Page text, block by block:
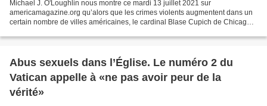
Michael J. O'Loughlin nous montre ce mardi 13 juillet 2021 sur
americamagazine.org qu’alors que les crimes violents augmentent dans un
certain nombre de villes américaines, le cardinal Blase Cupich de Chicago
Abus sexuels dans l’Église. Le numéro 2 du
Vatican appelle à «ne pas avoir peur de la
vérité»